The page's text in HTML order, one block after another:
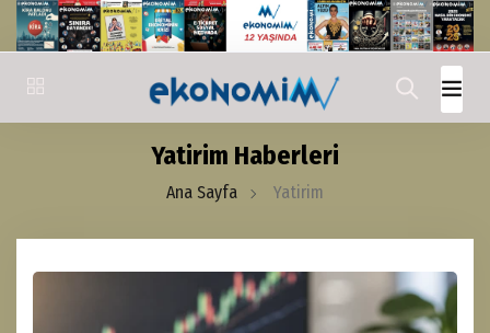
Yatirim Haberleri
Ana Sayfa Yatirim